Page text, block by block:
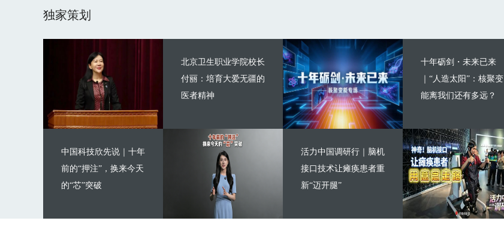
独家策划
北京卫生职业学院校长
付丽：培育大爱无疆的
医者精神
中国科技欣先说｜十年
前的“押注”，换来今天
的“芯”突破
十年砺剑・未来已来
｜“人造太阳”：核聚变
能离我们还有多远？
活力中国调研行｜脑机
接口技术让瘫痪患者重
新“迈开腿”